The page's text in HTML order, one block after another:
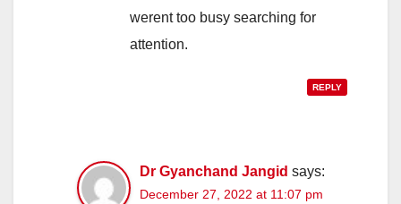
werent too busy searching for
attention.
REPLY
Dr Gyanchand Jangid says:
December 27, 2022 at 11:07 pm